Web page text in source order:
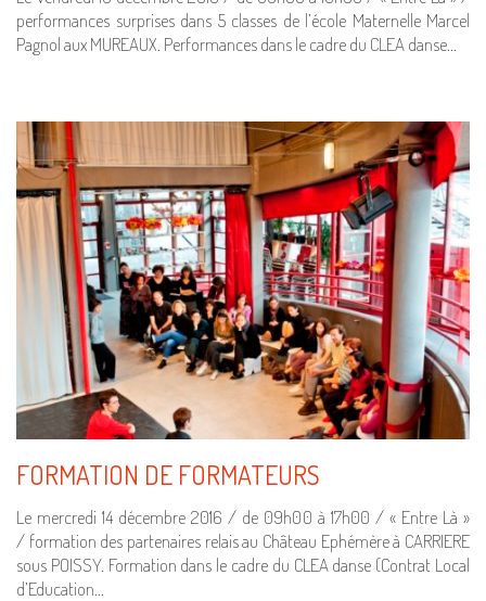
performances surprises dans 5 classes de l’école Maternelle Marcel
Pagnol aux MUREAUX. Performances dans le cadre du CLEA danse…
FORMATION DE FORMATEURS
Le mercredi 14 décembre 2016 / de 09h00 à 17h00 / « Entre Là »
/ formation des partenaires relais au Château Ephémère à CARRIERE
sous POISSY. Formation dans le cadre du CLEA danse (Contrat Local
d’Education…